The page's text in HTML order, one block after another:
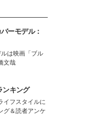
ーモデル：
は映画「ブル
文哉
ンキング
イフスタイルに
グ＆読者アンケ